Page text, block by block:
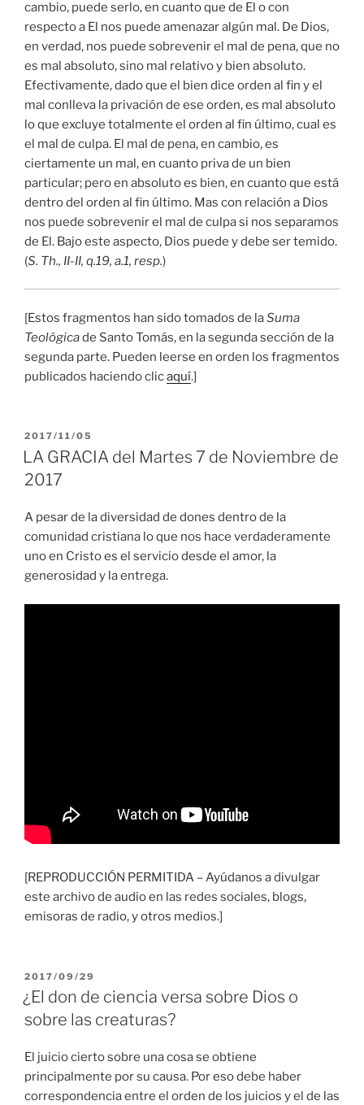
cambio, puede serlo, en cuanto que de El o con
respecto a El nos puede amenazar algún mal. De Dios,
en verdad, nos puede sobrevenir el mal de pena, que no
es mal absoluto, sino mal relativo y bien absoluto.
Efectivamente, dado que el bien dice orden al fin y el
mal conlleva la privación de ese orden, es mal absoluto
lo que excluye totalmente el orden al fin último, cual es
el mal de culpa. El mal de pena, en cambio, es
ciertamente un mal, en cuanto priva de un bien
particular; pero en absoluto es bien, en cuanto que está
dentro del orden al fin último. Mas con relación a Dios
nos puede sobrevenir el mal de culpa si nos separamos
de El. Bajo este aspecto, Dios puede y debe ser temido.
(S. Th., II-II, q.19, a.1, resp.)
[Estos fragmentos han sido tomados de laSuma
Teológicade Santo Tomás, en la segunda sección de la
segunda parte. Pueden leerse en orden los fragmentos
publicados haciendo clicaquí.]
PUBLICADO
EL
2017/11/05
LA GRACIA del Martes 7 de Noviembre de
2017
A pesar de la diversidad de dones dentro de la
comunidad cristiana lo que nos hace verdaderamente
uno en Cristo es el servicio desde el amor, la
generosidad y la entrega.
[REPRODUCCIÓN PERMITIDA – Ayúdanos a divulgar
este archivo de audio en las redes sociales, blogs,
emisoras de radio, y otros medios.]
PUBLICADO
EL
2017/09/29
¿El don de ciencia versa sobre Dios o
sobre las creaturas?
El juicio cierto sobre una cosa se obtiene
principalmente por su causa. Por eso debe haber
correspondencia entre el orden de los juicios y el de las